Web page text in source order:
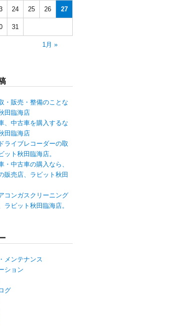
24 25 26 27
31
1月 »
・販売・整備のことな
田臨海店
、中古車を購入するな
田臨海店
ライブレコーダーの取
ット秋田臨海店。
・中古車の購入なら、
販売店、ラビット秋田
コンガスクリーニング
ラビット秋田臨海店。
メンテナンス
ション
グ